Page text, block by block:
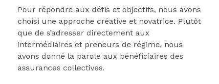
Pour répondre aux défis et objectifs, nous avons
choisi une approche créative et novatrice. Plutôt
que de s’adresser directement aux
intermédiaires et preneurs de régime, nous
avons donné la parole aux bénéficiaires des
assurances collectives.